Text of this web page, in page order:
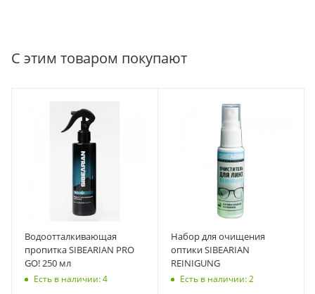
С этим товаром покупают
Водоотталкивающая
пропитка SIBEARIAN PRO
GO! 250 мл
Есть в наличии: 4
Набор для очищения
оптики SIBEARIAN
REINIGUNG
Есть в наличии: 2